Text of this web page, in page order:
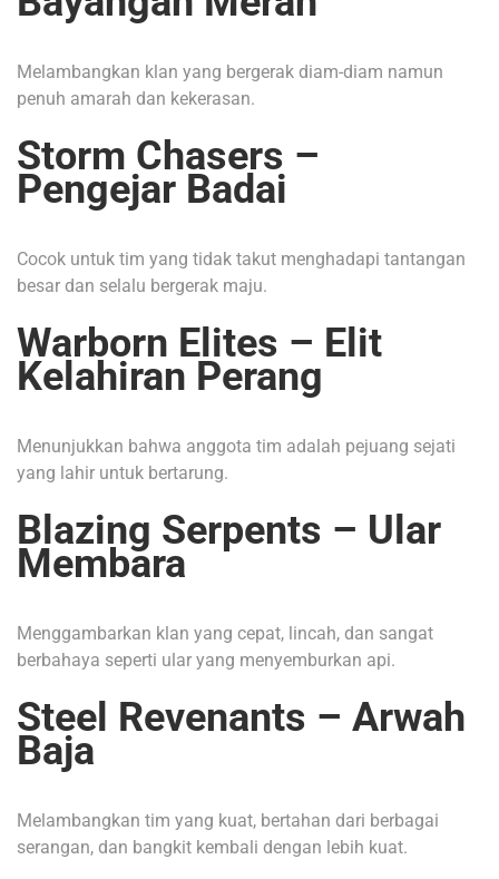
Melambangkan klan yang bergerak diam-diam namun
penuh amarah dan kekerasan.
Storm Chasers –
Pengejar Badai
Cocok untuk tim yang tidak takut menghadapi tantangan
besar dan selalu bergerak maju.
Warborn Elites – Elit
Kelahiran Perang
Menunjukkan bahwa anggota tim adalah pejuang sejati
yang lahir untuk bertarung.
Blazing Serpents – Ular
Membara
Menggambarkan klan yang cepat, lincah, dan sangat
berbahaya seperti ular yang menyemburkan api.
Steel Revenants – Arwah
Baja
Melambangkan tim yang kuat, bertahan dari berbagai
serangan, dan bangkit kembali dengan lebih kuat.